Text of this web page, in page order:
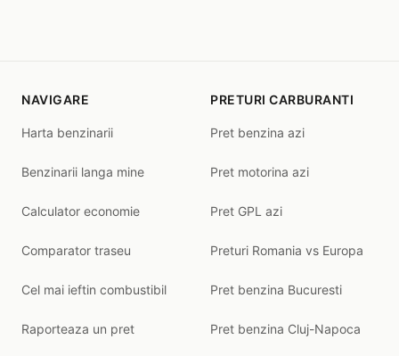
NAVIGARE
Harta benzinarii
Benzinarii langa mine
Calculator economie
Comparator traseu
Cel mai ieftin combustibil
Raporteaza un pret
PRETURI CARBURANTI
Pret benzina azi
Pret motorina azi
Pret GPL azi
Preturi Romania vs Europa
Pret benzina Bucuresti
Pret benzina Cluj-Napoca